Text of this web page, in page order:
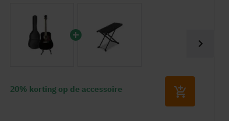
20% korting op de accessoire